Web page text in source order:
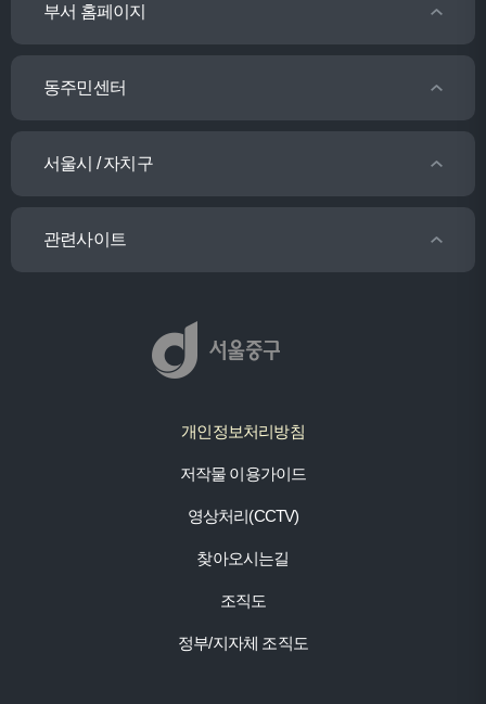
부서 홈페이지
동주민센터
서울시 / 자치구
관련사이트
개인정보처리방침
저작물 이용가이드
영상처리(CCTV)
찾아오시는길
조직도
정부/지자체 조직도